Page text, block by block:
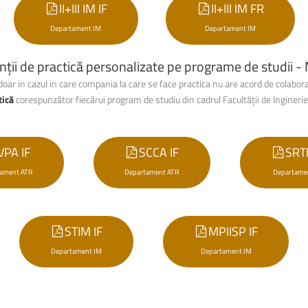
II+III IM IF
Departament IM
II+III IM FR
Departament IM
de practică personalizate pe programe de studii -
in cazul in care compania la care se face practica nu are acord de
corespunzătorfiecărui program de studiu din cadrul Facultățiide
IF
ATR
SCCA IF
Departament ATR
STIM IF
Departament IM
MPIISP IF
Departament IM